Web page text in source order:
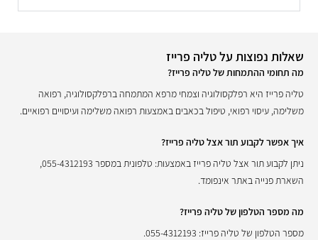
שאלות נפוצות על טליה פרייז
מה תחומי ההתמחות של טליה פרייז?
טליה פרייז היא רפלקסולוגיה וצמחי מרפא המתמחה ברפלקסולוגיה, רפואה
משלימה, עיסוי רפואי, טיפול בכאבים באמצעות רפואה משלימה ועיסויים רפואיים.
איך אפשר לקבוע תור אצל טליה פרייז?
ניתן לקבוע תור אצל טליה פרייז באמצעות: טלפונית במספר 055-4312193,
השארת פנייה באתר אינפומד.
מה מספר הטלפון של טליה פרייז?
מספר הטלפון של טליה פרייז: 055-4312193.